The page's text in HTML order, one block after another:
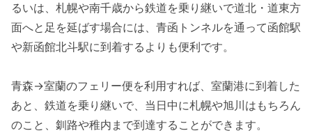
るいは、札幌や南千歳から鉄道を乗り継いで道北・道東方
面へと足を延ばす場合には、青函トンネルを通って函館駅
や新函館北斗駅に到着するよりも便利です。
青森→室蘭のフェリー便を利用すれば、室蘭港に到着した
あと、鉄道を乗り継いで、当日中に札幌や旭川はもちろん
のこと、釧路や稚内まで到達することができます。